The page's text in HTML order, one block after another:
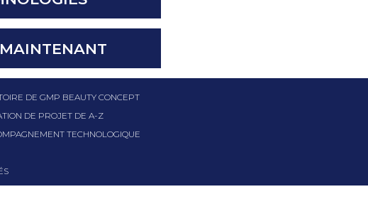
DE GMP BEAUTY CONCEPT
DE PROJET DE A-Z
TECHNOLOGIQUE